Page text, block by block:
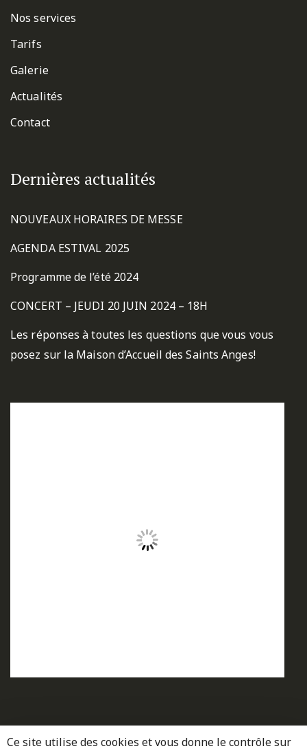
Nos services
Tarifs
Galerie
Actualités
Contact
Dernières actualités
NOUVEAUX HORAIRES DE MESSE
AGENDA ESTIVAL 2025
Programme de l’été 2024
CONCERT – JEUDI 20 JUIN 2024 – 18H
Les réponses à toutes les questions que vous vous
posez sur la Maison d’Accueil des Saints Anges!
Ce site utilise des cookies et vous donne le contrôle sur